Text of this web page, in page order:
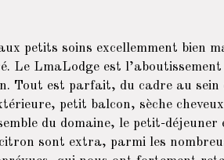
petits soins excellemment bien
Le LmaLodge est l’aboutissement
Tout est parfait, du cadre au sein
petit balcon, sèche
du domaine, le petit-
sont extra, parmi les